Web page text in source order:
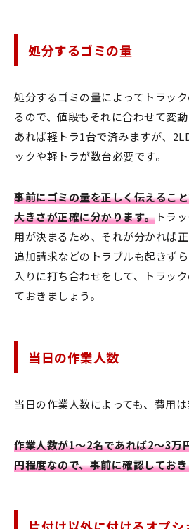
処分するゴミの量
処分するゴミの量によってトラッ
るので、値段もそれに合わせて変
あれば軽トラ1台で済みますが、
ックや軽トラが数台必要です。
事前にゴミの量を正しく伝えるこ
大きさが正確に分かります。トラ
用が決まるため、それが分かれば正
追加請求などのトラブルも起きず
入りに打ち合わせをして、トラッ
ておきましょう。
当日の作業人数
当日の作業人数によっても、費用は
作業人数が1〜2名であれば2〜3万
円程度なので、事前に確認してお